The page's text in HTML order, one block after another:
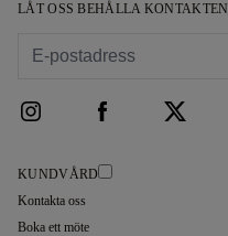
LÅT OSS BEHÅLLA KONTAKTEN
KUNDVÅRD
Kontakta oss
Boka ett möte